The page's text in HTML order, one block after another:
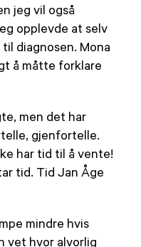
jeg vil også
opplevde at selv
diagnosen. Mona
å måtte forklare
men det har
gjenfortelle.
har tid til å vente!
tid. Tid Jan Åge
mindre hvis
vet hvor alvorlig